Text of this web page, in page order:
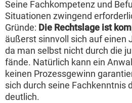
Seine Fachkompetenz und
Situationen zwingend
Gründe: Die Rechtslage ist
äußerst sinnvoll sich auf einen
da man selbst nicht durch die
fände. Natürlich kann ein
keinen Prozessgewinn
sich durch seine Fachkenntnis
deutlich.